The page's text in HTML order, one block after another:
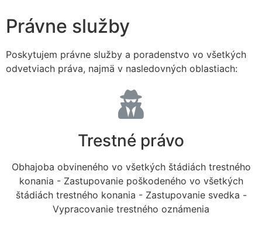
Právne služby
Poskytujem právne služby a poradenstvo vo všetkých
odvetviach práva, najmä v nasledovných oblastiach:
Trestné právo
Obhajoba obvineného vo všetkých štádiách trestného
konania - Zastupovanie poškodeného vo všetkých
štádiách trestného konania - Zastupovanie svedka -
Vypracovanie trestného oznámenia